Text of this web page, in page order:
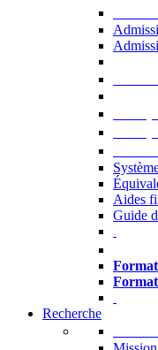
Aides
Guide
Recherche